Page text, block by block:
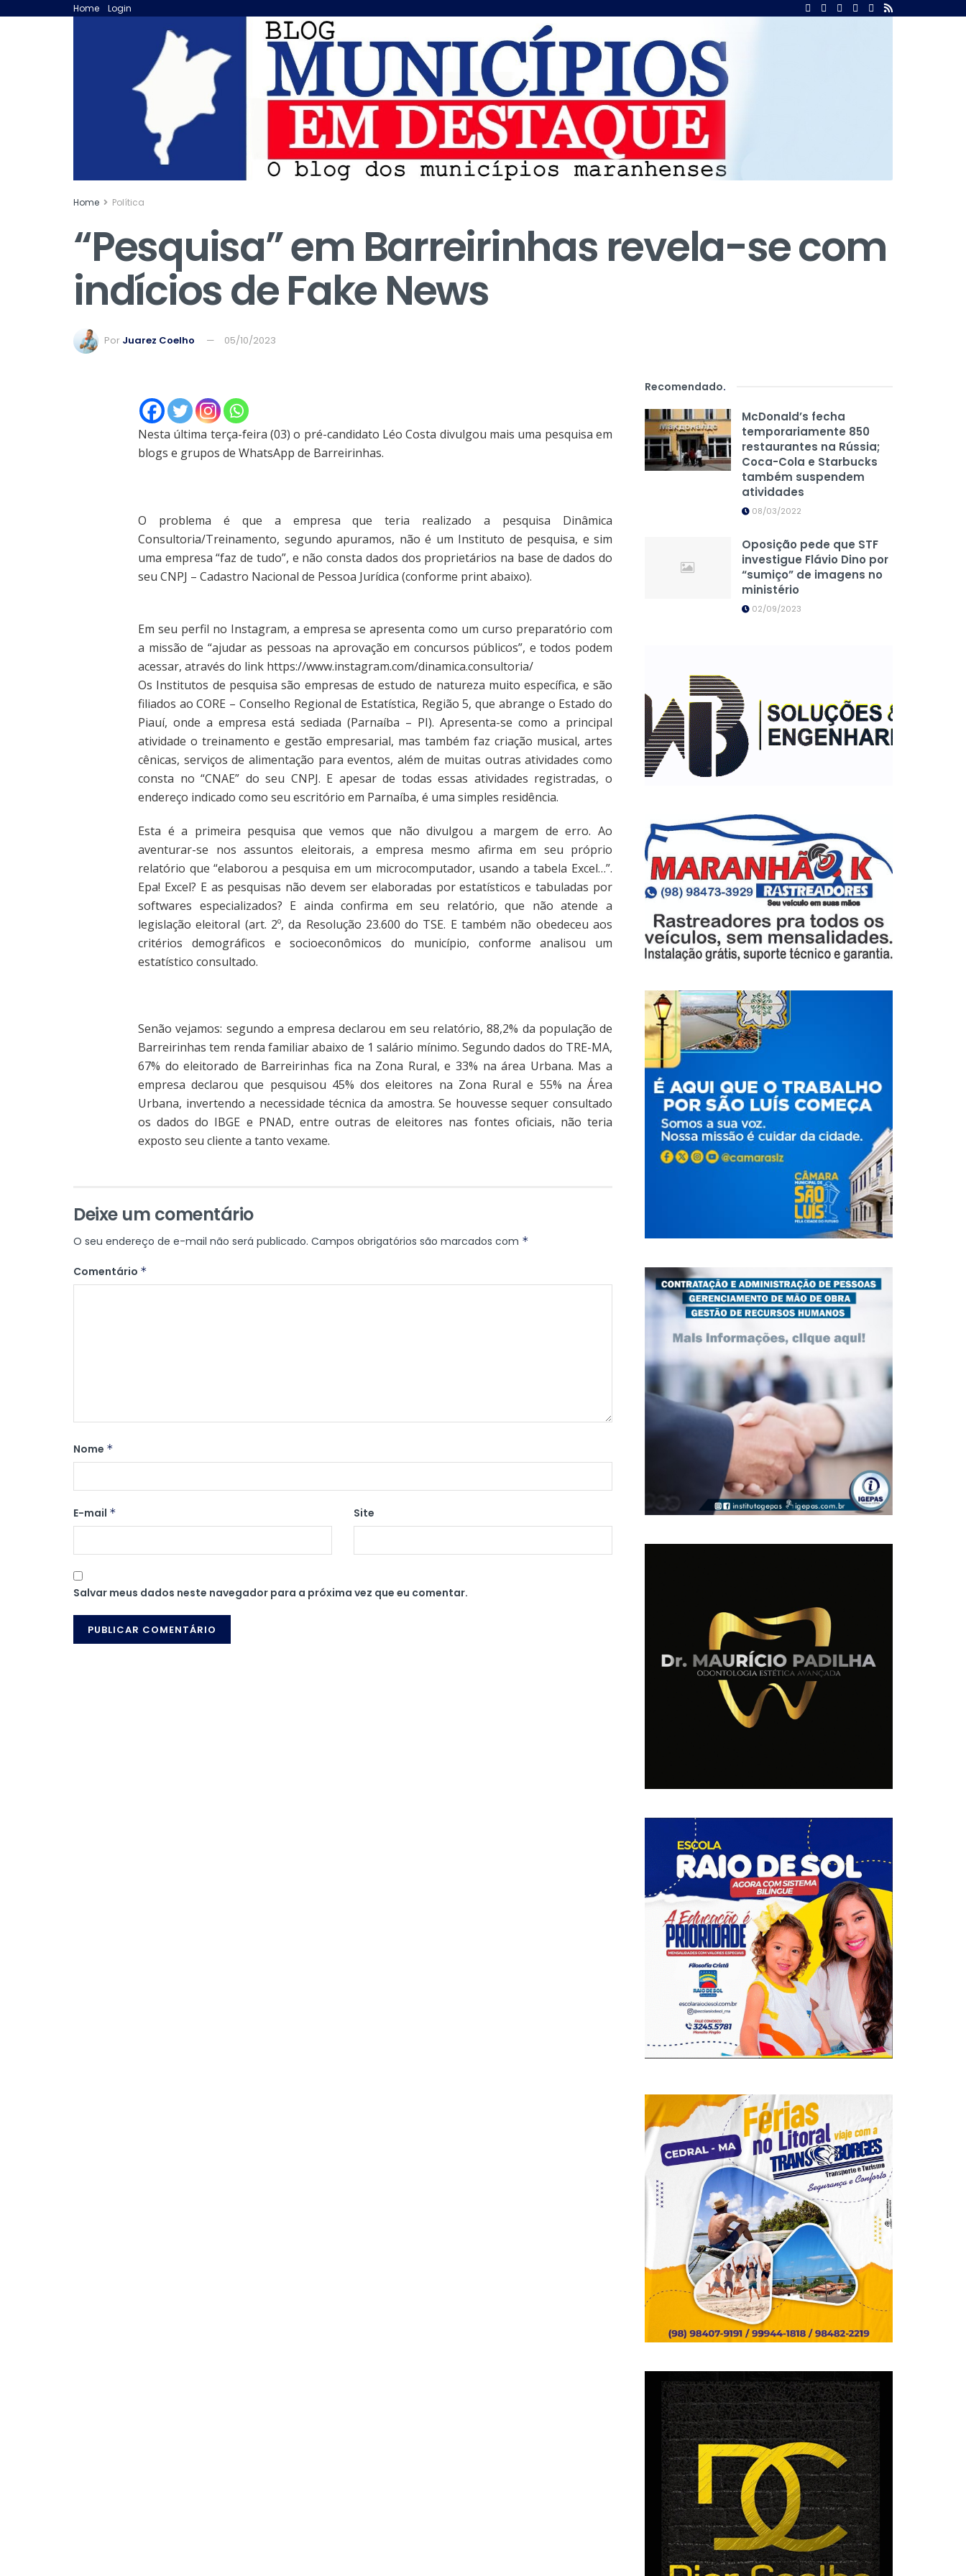
Home Login
Home Política
“Pesquisa” em Barreirinhas revela-se com
indícios de Fake News
Por Juarez Coelho 05/10/2023
Nesta última terça-feira (03) o pré-candidato Léo Costa divulgou mais uma pesquisa em
blogs e grupos de WhatsApp de Barreirinhas.
O problema é que a empresa que teria realizado a pesquisa Dinâmica
Consultoria/Treinamento, segundo apuramos, não é um Instituto de pesquisa, e sim
uma empresa “faz de tudo”, e não consta dados dos proprietários na base de dados do
seu CNPJ – Cadastro Nacional de Pessoa Jurídica (conforme print abaixo).
Em seu perfil no Instagram, a empresa se apresenta como um curso preparatório com
a missão de “ajudar as pessoas na aprovação em concursos públicos”, e todos podem
acessar, através do link https://www.instagram.com/dinamica.consultoria/
Os Institutos de pesquisa são empresas de estudo de natureza muito específica, e são
filiados ao CORE – Conselho Regional de Estatística, Região 5, que abrange o Estado do
Piauí, onde a empresa está sediada (Parnaíba – PI). Apresenta-se como a principal
atividade o treinamento e gestão empresarial, mas também faz criação musical, artes
cênicas, serviços de alimentação para eventos, além de muitas outras atividades como
consta no “CNAE” do seu CNPJ. E apesar de todas essas atividades registradas, o
endereço indicado como seu escritório em Parnaíba, é uma simples residência.
Esta é a primeira pesquisa que vemos que não divulgou a margem de erro. Ao
aventurar-se nos assuntos eleitorais, a empresa mesmo afirma em seu próprio
relatório que “elaborou a pesquisa em um microcomputador, usando a tabela Excel…”.
Epa! Excel? E as pesquisas não devem ser elaboradas por estatísticos e tabuladas por
softwares especializados? E ainda confirma em seu relatório, que não atende a
legislação eleitoral (art. 2º, da Resolução 23.600 do TSE. E também não obedeceu aos
critérios demográficos e socioeconômicos do município, conforme analisou um
estatístico consultado.
Senão vejamos: segundo a empresa declarou em seu relatório, 88,2% da população de
Barreirinhas tem renda familiar abaixo de 1 salário mínimo. Segundo dados do TRE-MA,
67% do eleitorado de Barreirinhas fica na Zona Rural, e 33% na área Urbana. Mas a
empresa declarou que pesquisou 45% dos eleitores na Zona Rural e 55% na Área
Urbana, invertendo a necessidade técnica da amostra. Se houvesse sequer consultado
os dados do IBGE e PNAD, entre outras de eleitores nas fontes oficiais, não teria
exposto seu cliente a tanto vexame.
Deixe um comentário
O seu endereço de e-mail não será publicado. Campos obrigatórios são marcados com *
Comentário *
Nome *
E-mail * Site
Salvar meus dados neste navegador para a próxima vez que eu comentar.
Recomendado.
McDonald’s fecha
temporariamente 850
restaurantes na Rússia;
Coca-Cola e Starbucks
também suspendem
atividades
08/03/2022
Oposição pede que STF
investigue Flávio Dino por
“sumiço” de imagens no
ministério
02/09/2023